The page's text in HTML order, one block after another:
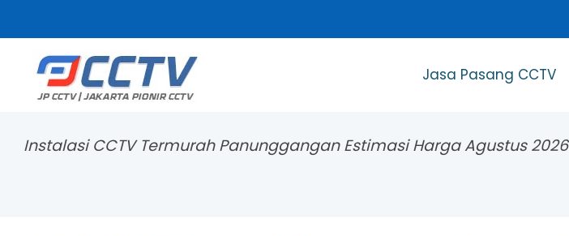
Jasa Pasang CCTV
Instalasi CCTV Termurah Panunggangan Estimasi Harga Agustus 2026